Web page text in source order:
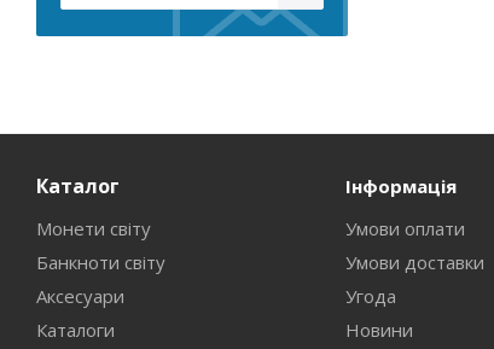
Каталог
Монети світу
Банкноти світу
Аксесуари
Каталоги
Інформація
Умови оплати
Умови доставки
Угода
Новини